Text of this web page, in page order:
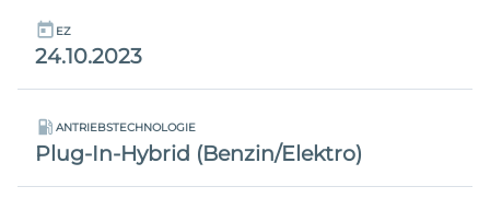
EZ
24.10.2023
ANTRIEBSTECHNOLOGIE
Plug-In-Hybrid (Benzin/Elektro)